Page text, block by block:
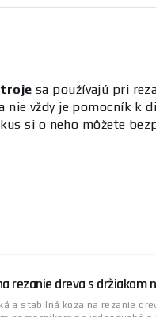
sa používajú pri
vždy je pomocník k
si o neho môžete
pre prípravu dreva na
širokou ponukou
rezanie dreva s držiakom
a stabilná koza na rezanie